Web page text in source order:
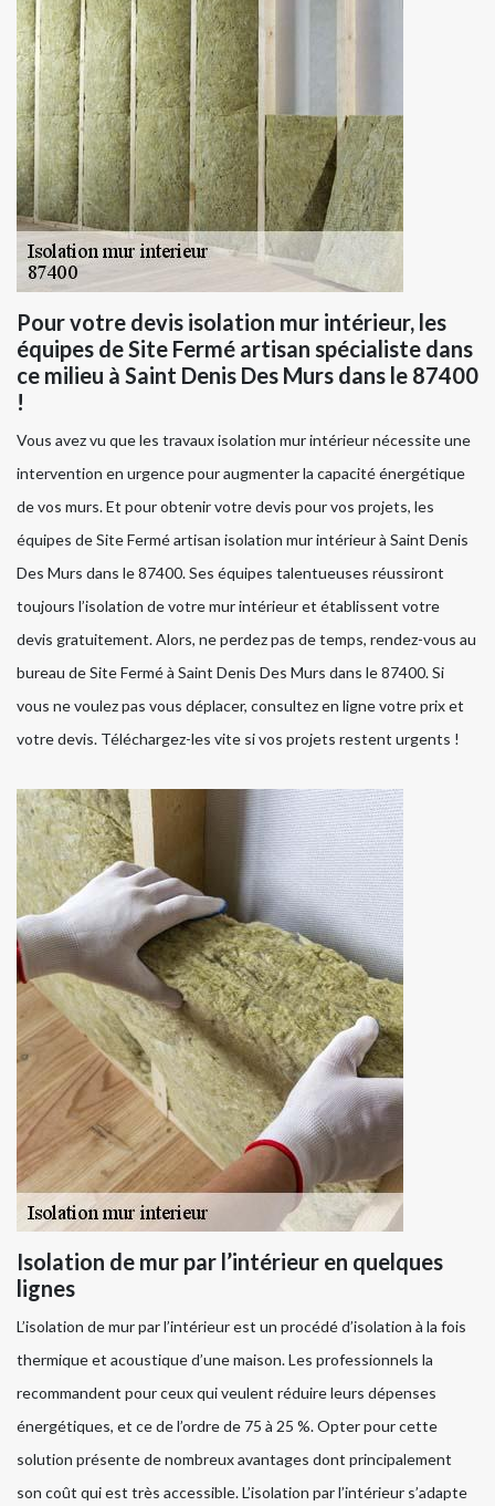
Pour votre devis isolation mur intérieur, les
équipes de Site Fermé artisan spécialiste dans
ce milieu à Saint Denis Des Murs dans le 87400
!
Vous avez vu que les travaux isolation mur intérieur nécessite une
intervention en urgence pour augmenter la capacité énergétique
de vos murs. Et pour obtenir votre devis pour vos projets, les
équipes de Site Fermé artisan isolation mur intérieur à Saint Denis
Des Murs dans le 87400. Ses équipes talentueuses réussiront
toujours l’isolation de votre mur intérieur et établissent votre
devis gratuitement. Alors, ne perdez pas de temps, rendez-vous au
bureau de Site Fermé à Saint Denis Des Murs dans le 87400. Si
vous ne voulez pas vous déplacer, consultez en ligne votre prix et
votre devis. Téléchargez-les vite si vos projets restent urgents !
Isolation de mur par l’intérieur en quelques
lignes
L’isolation de mur par l’intérieur est un procédé d’isolation à la fois
thermique et acoustique d’une maison. Les professionnels la
recommandent pour ceux qui veulent réduire leurs dépenses
énergétiques, et ce de l’ordre de 75 à 25 %. Opter pour cette
solution présente de nombreux avantages dont principalement
son coût qui est très accessible. L’isolation par l’intérieur s’adapte